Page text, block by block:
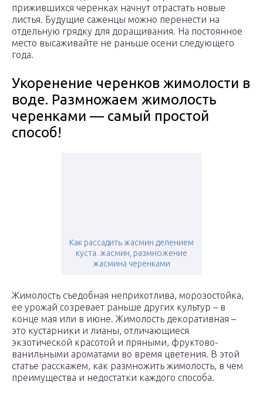
прижившихся черенках начнут отрастать новые
листья. Будущие саженцы можно перенести на
отдельную грядку для доращивания. На постоянное
место высаживайте не раньше осени следующего
года.
Укоренение черенков жимолости в
воде. Размножаем жимолость
черенками — самый простой
способ!
Как рассадить жасмин делением
куста. жасмин, размножение
жасмина черенками
Жимолость съедобная неприхотлива, морозостойка,
ее урожай созревает раньше других культур – в
конце мая или в июне. Жимолость декоративная –
это кустарники и лианы, отличающиеся
экзотической красотой и пряными, фруктово-
ванильными ароматами во время цветения. В этой
статье расскажем, как размножить жимолость, в чем
преимущества и недостатки каждого способа.